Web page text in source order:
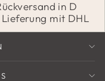
in D
Lieferung mit DHL